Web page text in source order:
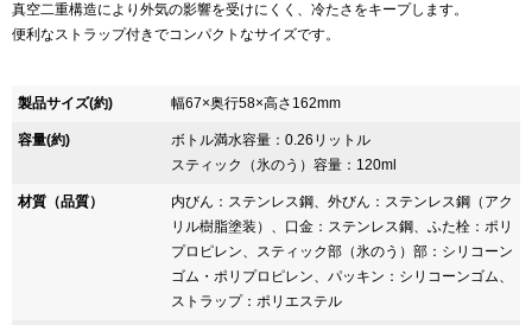
真空二重構造により外気の影響を受けにくく、冷たさをキープします。
便利なストラップ付きでコンパクトなサイズです。
製品サイズ(約) 幅67×奥行58×高さ162mm
容量(約)
ボトル満水容量：0.26リットル
スティック（氷のう）容量：120ml
材質（品質）
内びん：ステンレス鋼、外びん：ステンレス鋼（アク
リル樹脂塗装）、口金：ステンレス鋼、ふた栓：ポリ
プロピレン、スティック部（氷のう）部：シリコーン
ゴム・ポリプロピレン、パッキン：シリコーンゴム、
ストラップ：ポリエステル